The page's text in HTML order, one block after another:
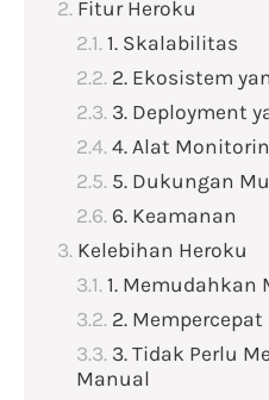
Fitur Heroku
1. Skalabilitas
2. Ekosistem
3. Deployment
4. Alat
5. Dukungan
6. Keamanan
Kelebihan Heroku
1. Memudahkan
2.
3. Tidak Perlu
Manual